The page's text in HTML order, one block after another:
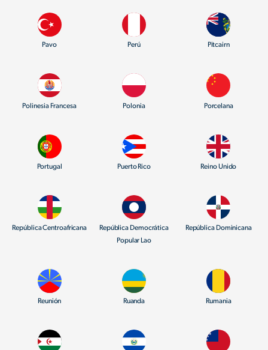
Pavo Perú Pitcairn
Polinesia Francesa Polonia Porcelana
Portugal Puerto Rico Reino Unido
República Centroafricana
República Democrática
Popular Lao
República Dominicana
Reunión Ruanda Rumania